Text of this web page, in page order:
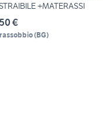
+MATERASSI
€
(BG)